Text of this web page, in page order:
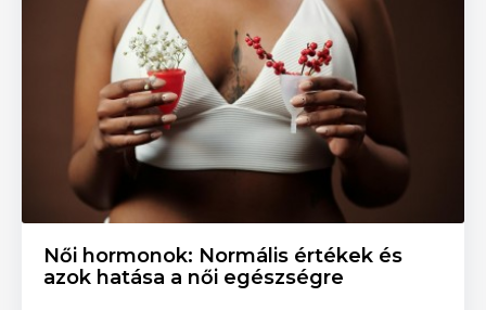
Női hormonok: Normális értékek és
azok hatása a női egészségre